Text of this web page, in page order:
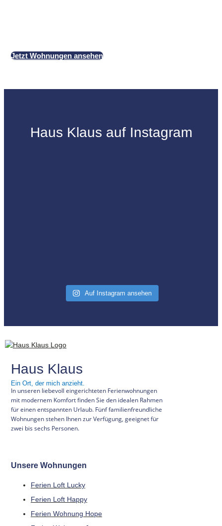
Jetzt Wohnungen ansehen
Haus Klaus auf Instagram
Auf Instagram ansehen
Haus Klaus
Ein Ort, der mich anzieht.
In unseren liebevoll eingerichteten Ferienwohnungen
mit modernem Komfort finden Sie den idealen Rahmen
für einen entspannten Urlaub. Fünf familienfreundliche
Wohnungen stehen Ihnen zur Verfügung, geeignet für
zwei bis sechs Personen.
Unsere Wohnungen
Ferien Loft Lucky
Ferien Loft Happy
Ferien Wohnung Hope